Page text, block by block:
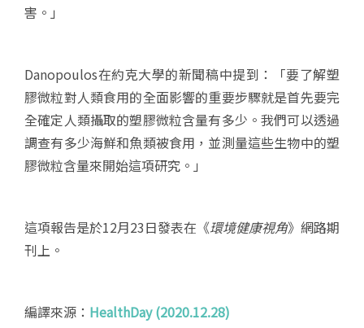
害。」
Danopoulos在約克大學的新聞稿中提到：「要了解塑
膠微粒對人類食用的全面影響的重要步驟就是首先要完
全確定人類攝取的塑膠微粒含量有多少。我們可以透過
調查有多少海鮮和魚類被食用，並測量這些生物中的塑
膠微粒含量來開始這項研究。」
這項報告是於12月23日發表在《環境健康視角》網路期
刊上。
編譯來源： HealthDay (2020.12.28)